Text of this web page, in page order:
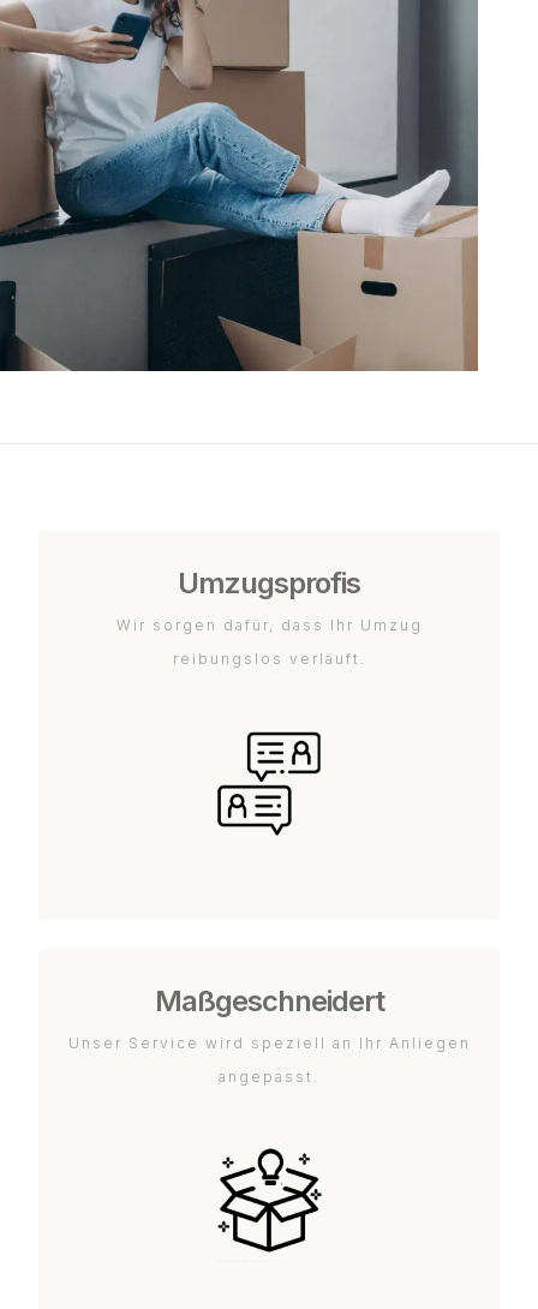
Umzugsprofis
Wir sorgen dafür, dass Ihr Umzug
reibungslos verläuft.
Maßgeschneidert
Unser Service wird speziell an Ihr Anliegen
angepasst.